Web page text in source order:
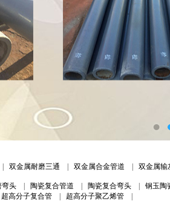
双金属耐磨三通 双金属合金管道 双金属输
弯头 陶瓷复合管道 陶瓷复合弯头 钢玉陶
超高分子复合管 超高分子聚乙烯管